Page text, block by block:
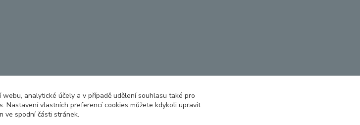
analytické účely a v případě udělení souhlasu také pro
Nastavení vlastních preferencí cookies můžete kdykoli upravit
ve spodní části stránek.